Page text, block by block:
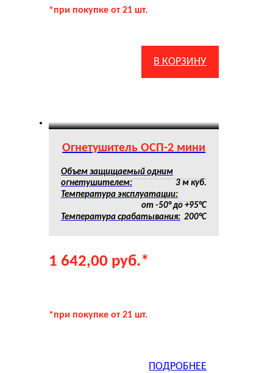
*при покупке от 21 шт.
В КОРЗИНУ
Огнетушитель ОСП-2 мини
Объем защищаемый одним
огнетушителем:
3 м куб.
Температура эксплуатации:
от -50° до +95°С
Температура срабатывания: 200°С
1 642,00 руб.*
*при покупке от 21 шт.
ПОДРОБНЕЕ